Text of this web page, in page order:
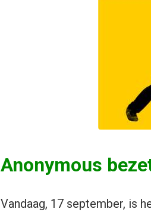
Anonymous
Vandaag, 17 september, is